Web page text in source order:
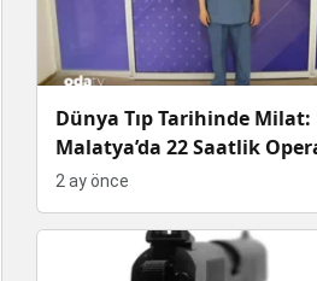
Dünya Tıp Tarihinde Milat:
Malatya’da 22 Saatlik
Sekizli Çapraz Karaciğer
2 ay önce